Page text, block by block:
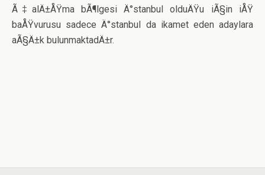
Ã‡alÄ±ÅŸma bÃ¶lgesi Ä°stanbul olduÄŸu iÃ§in iÅŸ
baÅŸvurusu sadece Ä°stanbul da ikamet eden adaylara
aÃ§Ä±k bulunmaktadÄ±r.